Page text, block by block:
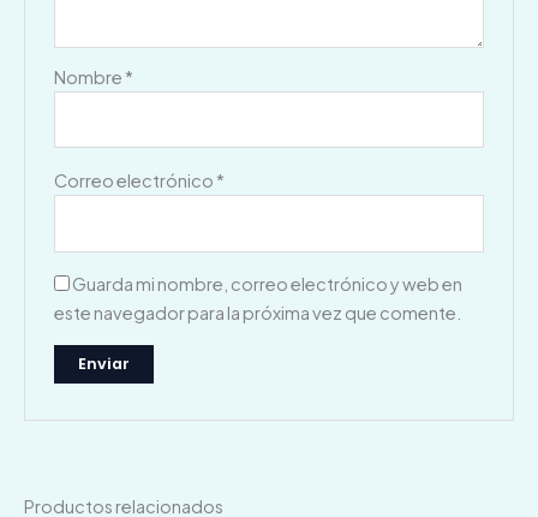
Nombre *
Correo electrónico *
Guarda mi nombre, correo electrónico y web en
este navegador para la próxima vez que comente.
Productos relacionados